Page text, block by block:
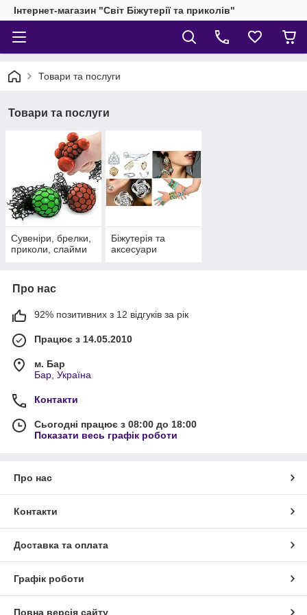
Інтернет-магазин "Світ Біжутерії та приколів"
Товари та послуги
Товари та послуги
Сувеніри, брелки,
приколи, слайми
Біжутерія та
аксесуари
Про нас
92% позитивних з 12 відгуків за рік
Працює з 14.05.2010
м. Бар
Бар, Україна
Контакти
Сьогодні працює з 08:00 до 18:00
Показати весь графік роботи
Про нас
Контакти
Доставка та оплата
Графік роботи
Повна версія сайту